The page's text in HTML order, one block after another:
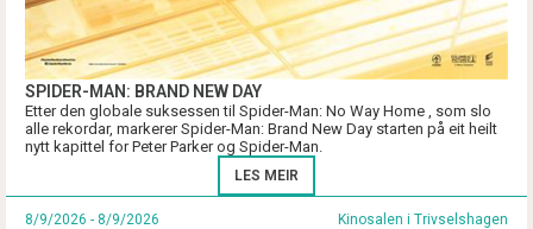
SPIDER-MAN: BRAND NEW DAY
Etter den globale suksessen til Spider-Man: No Way Home , som slo
alle rekordar, markerer Spider-Man: Brand New Day starten på eit heilt
nytt kapittel for Peter Parker og Spider-Man.
LES MEIR
8/9/2026 - 8/9/2026 Kinosalen i Trivselshagen